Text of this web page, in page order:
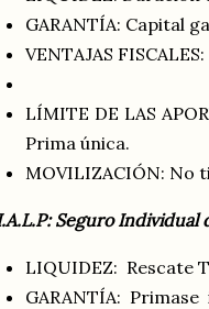
GARANTÍA: Capital
VENTAJAS
LÍMITE DE LAS
Prima única.
MOVILIZACIÓN: No
Seguro Individual
LIQUIDEZ: Rescate
GARANTÍA: